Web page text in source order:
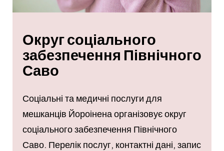
Округ соціального
забезпечення Північного
Саво
Соціальні та медичні послуги для
мешканців Йороінена організовує округ
соціального забезпечення Північного
Саво. Перелік послуг, контактні дані, запис